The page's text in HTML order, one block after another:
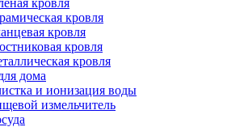
кровля
кровля
кровля
кровля
кровля
дома
и ионизация воды
измельчитель